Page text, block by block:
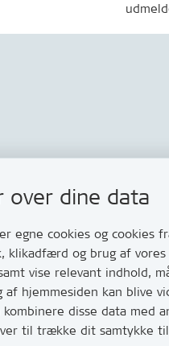
Skriv
Tip
T:
10 og
over dine data
egne cookies og
klikadfærd og brug af
vise relevant indhold,
af hjemmesiden kan blive
disse data med
til trække dit samtykke